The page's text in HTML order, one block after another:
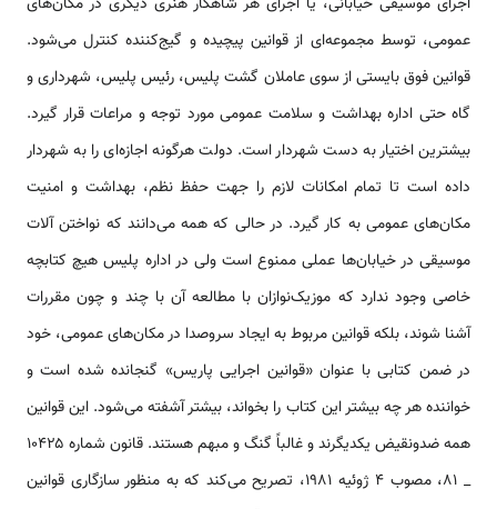
عمومى، توسط مجموعه‌اى از قوانين پيچيده و گيج‌كننده كنترل مى‌شود.
قوانين فوق بايستى از سوى عاملان گشت پليس، رئيس پليس، شهردارى و
گاه حتى اداره بهداشت و سلامت عمومى مورد توجه و مراعات قرار گيرد.
بيشترين اختيار به دست شهردار است. دولت هرگونه اجازه‌اى را به شهردار
داده است تا تمام امكانات لازم را جهت حفظ نظم، بهداشت و امنيت
مكان‌هاى عمومى به كار گيرد. در حالى كه همه مى‌دانند كه نواختن آلات
موسيقى در خيابان‌ها عملى ممنوع است ولى در اداره پليس هيچ كتابچه
خاصى وجود ندارد كه موزيک‌نوازان با مطالعه آن با چند و چون مقررات
آشنا شوند، بلكه قوانين مربوط به ايجاد سروصدا در مكان‌هاى عمومى، خود
در ضمن كتابى با عنوان «قوانين اجرايى پاريس» گنجانده شده است و
خواننده هر چه بيشتر اين كتاب را بخواند، بيشتر آشفته مى‌شود. اين قوانين
همه ضدونقيض يكديگرند و غالباً گنگ و مبهم هستند. قانون شماره ۱۰۴۲۵
_ ۸۱، مصوب ۴ ژوئيه ۱۹۸۱، تصريح مى‌كند كه به منظور سازگارى قوانين